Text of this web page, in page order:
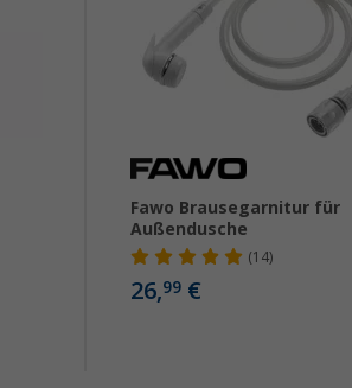
Fawo Brausegarnitur für
Außendusche
(14)
26,99 €